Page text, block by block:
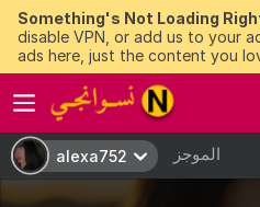
Something's Not Loading
disable VPN, or add us to your
ads here, just the content you
alexa752 الموجز